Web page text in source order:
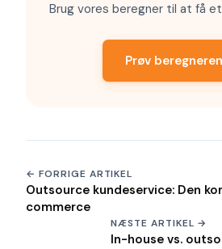
Brug vores beregner til at få
Prøv
← FORRIGE ARTIKEL
Outsource kundeservice: Den
commerce
NÆSTE ARTIKEL →
In-house vs.